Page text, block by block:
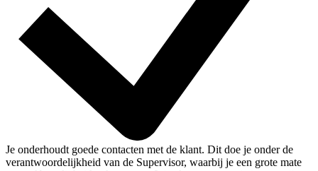
Je onderhoudt goede contacten met de klant. Dit doe je onder de
verantwoordelijkheid van de Supervisor, waarbij je een grote mate